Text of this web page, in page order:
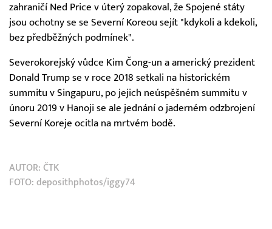
zahraničí Ned Price v úterý zopakoval, že Spojené státy
jsou ochotny se se Severní Koreou sejít "kdykoli a kdekoli,
bez předběžných podmínek".
Severokorejský vůdce Kim Čong-un a americký prezident
Donald Trump se v roce 2018 setkali na historickém
summitu v Singapuru, po jejich neúspěšném summitu v
únoru 2019 v Hanoji se ale jednání o jaderném odzbrojení
Severní Koreje ocitla na mrtvém bodě.
AUTOR: ČTK
FOTO: deposithphotos/iggy74